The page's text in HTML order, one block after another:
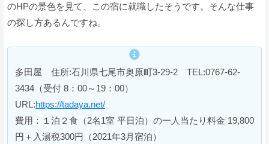
のHPの景色を見て、この宿に就職したそうです。そんな仕事
の探し方あるんですね。
多田屋 住所:石川県七尾市奥原町3-29-2 TEL:0767-62-
3434（受付 8：00～19：00）
URL:https://tadaya.net/
費用：１泊２食（2名1室 平日泊）の一人当たり料金 19,800
円＋入湯税300円（2021年3月宿泊）